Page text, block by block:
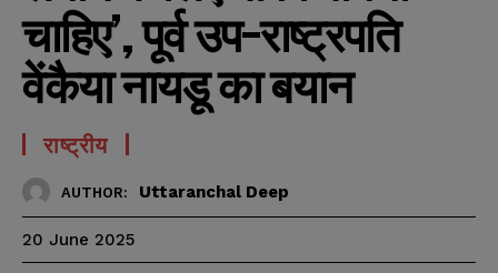
चाहिए’, पूर्व उप-राष्ट्रपति
वेंकैया नायडू का बयान
राष्ट्रीय
AUTHOR: Uttaranchal Deep
20 June 2025